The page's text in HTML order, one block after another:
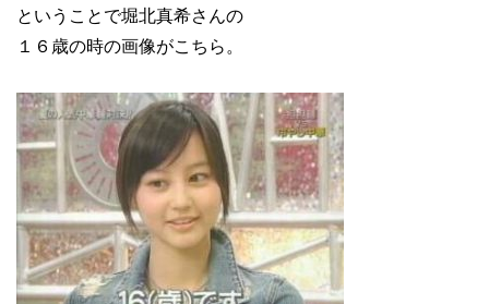
ということで堀北真希さんの
１６歳の時の画像がこちら。